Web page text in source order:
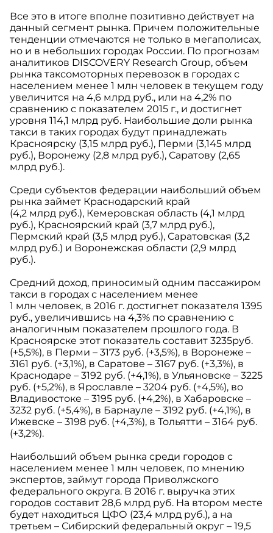
Все это в итоге вполне позитивно действует на
данный сегмент рынка. Причем положительные
тенденции отмечаются не только в мегаполисах,
но и в небольших городах России. По прогнозам
аналитиков DISCOVERY Research Group, объем
рынка таксомоторных перевозок в городах с
населением менее 1 млн человек в текущем году
увеличится на 4,6 млрд руб., или на 4,2% по
сравнению с показателем 2015 г., и достигнет
уровня 114,1 млрд руб. Наибольшие доли рынка
такси в таких городах будут принадлежать
Красноярску (3,15 млрд руб.), Перми (3,145 млрд
руб.), Воронежу (2,8 млрд руб.), Саратову (2,65
млрд руб.).
Среди субъектов федерации наибольший объем
рынка займет Краснодарский край
(4,2 млрд руб.), Кемеровская область (4,1 млрд
руб.), Красноярский край (3,7 млрд руб.),
Пермский край (3,5 млрд руб.), Саратовская (3,2
млрд руб.) и Воронежская области (2,9 млрд
руб.).
Средний доход, приносимый одним пассажиром
такси в городах с населением менее
1 млн человек, в 2016 г. достигнет показателя 1395
руб., увеличившись на 4,3% по сравнению с
аналогичным показателем прошлого года. В
Красноярске этот показатель составит 3235руб.
(+5,5%), в Перми – 3173 руб. (+3,5%), в Воронеже –
3161 руб. (+3,1%), в Саратове – 3167 руб. (+3,3%), в
Краснодаре – 3192 руб. (+4,1%), в Ульяновске – 3225
руб. (+5,2%), в Ярославле – 3204 руб. (+4,5%), во
Владивостоке – 3195 руб. (+4,2%), в Хабаровске –
3232 руб. (+5,4%), в Барнауле – 3192 руб. (+4,1%), в
Ижевске – 3198 руб. (+4,3%), в Тольятти – 3164 руб.
(+3,2%).
Наибольший объем рынка среди городов с
населением менее 1 млн человек, по мнению
экспертов, займут города Приволжского
федерального округа. В 2016 г. выручка этих
городов составит 28,6 млрд руб. На втором месте
будет находиться ЦФО (23,4 млрд руб.), а на
третьем – Сибирский федеральный округ – 19,5